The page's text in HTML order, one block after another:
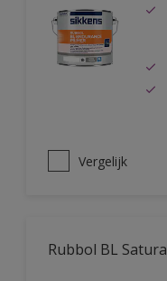
Vergelijk
Rubbol BL Satura